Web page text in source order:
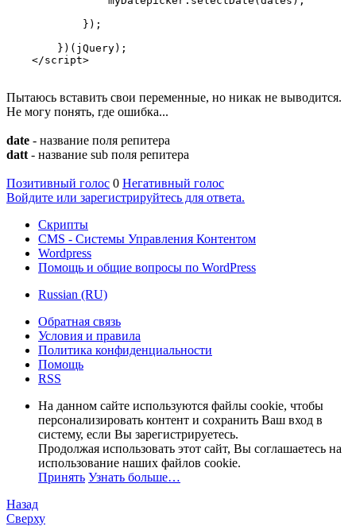
            });
        })(jQuery);
    </script>
Пытаюсь вставить свои переменные, но никак не выводится.
Не могу понять, где ошибка...
date - название поля репитера
datt - название sub поля репитера
Позитивный голос 0 Негативный голос
Войдите или зарегистрируйтесь для ответа.
Скрипты
CMS - Системы Управления Контентом
Wordpress
Помощь и общие вопросы по WordPress
Russian (RU)
Обратная связь
Условия и правила
Политика конфиденциальности
Помощь
RSS
На данном сайте используются файлы cookie, чтобы
персонализировать контент и сохранить Ваш вход в
систему, если Вы зарегистрируетесь.
Продолжая использовать этот сайт, Вы соглашаетесь на
использование наших файлов cookie.
Принять Узнать больше…
Назад
Сверху